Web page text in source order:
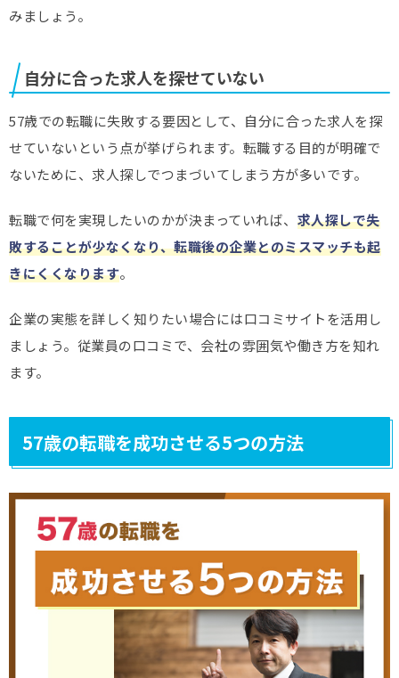
みましょう。
自分に合った求人を探せていない
57歳での転職に失敗する要因として、自分に合った求人を探
せていないという点が挙げられます。転職する目的が明確で
ないために、求人探しでつまづいてしまう方が多いです。
転職で何を実現したいのかが決まっていれば、 求人探しで失
敗することが少なくなり、転職後の企業とのミスマッチも起
きにくくなります。
企業の実態を詳しく知りたい場合には口コミサイトを活用し
ましょう。従業員の口コミで、会社の雰囲気や働き方を知れ
ます。
57歳の転職を成功させる5つの方法